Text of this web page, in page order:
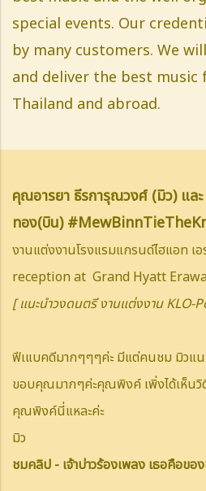
special events. Our
by many customers. We
and deliver the best
Thailand and abroad.
คุณอารยา ธีรการุณวงศ์ (มิว) แ
ทอง(บิน)
งานแต่งงานโรงแรมแกรนด์ไฮแอท เ
reception at Grand Hyatt
[ แนะนำวงดนตรี งานแต่งงาน KLO-
ฟีเแบคดีมากๆๆๆค่ะ มีแต่คนชม มิวแน
ขอบคุณมากๆค่ะคุณพิงค์ เพิ่งได้เห็นวิดี
คุณพิงค์นี่แหละค่ะ
มิว
ชมคลิป - เจ้าบ่าวร้องเพลง เธอคือขอ